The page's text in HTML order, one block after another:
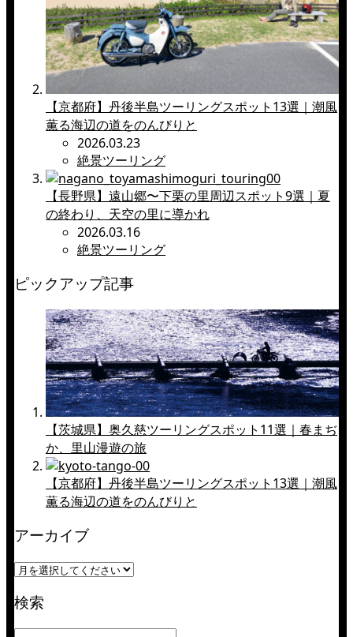
【京都府】丹後半島ツーリングスポット13選｜潮風
薫る海辺の道をのんびりと
2026.03.23
絶景ツーリング
【長野県】遠山郷〜下栗の里周辺スポット9選｜夏
の終わり、天空の里に導かれ
2026.03.16
絶景ツーリング
ピックアップ記事
【茨城県】奥久慈ツーリングスポット11選｜春まぢ
か、里山漫遊の旅
【京都府】丹後半島ツーリングスポット13選｜潮風
薫る海辺の道をのんびりと
アーカイブ
検索